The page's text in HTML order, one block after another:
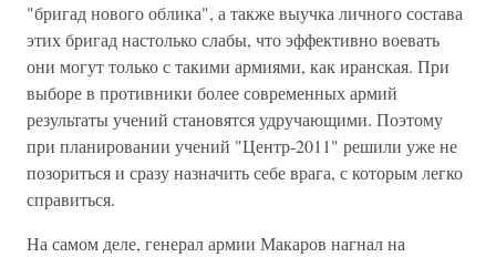
"бригад нового облика", а также выучка личного состава
этих бригад настолько слабы, что эффективно воевать
они могут только с такими армиями, как иранская. При
выборе в противники более современных армий
результаты учений становятся удручающими. Поэтому
при планировании учений "Центр-2011" решили уже не
позориться и сразу назначить себе врага, с которым легко
справиться.
На самом деле, генерал армии Макаров нагнал на